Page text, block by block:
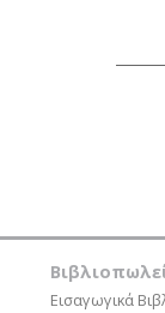
Εισαγωγικά